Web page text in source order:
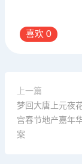
喜欢 0
上一篇
梦回大唐上元夜
宫春节地产嘉年
案